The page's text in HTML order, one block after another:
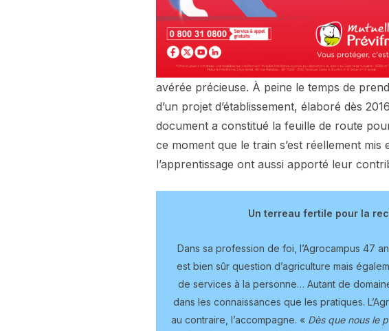
avérée précieuse. À peine le temps de
d’un projet d’établissement, élaboré dès
document a constitué la feuille de route
ce moment que le train s’est réellement
l’apprentissage ont aussi apporté leur
Un terreau fertile pour la
Dans sa profession de foi, l’Agrocampus 47
est bien sûr question d’agriculture mais
de services à la personne… Autant de
dans les connaissances que les pratiques.
au contraire, l’accompagne. «Dès que nous le